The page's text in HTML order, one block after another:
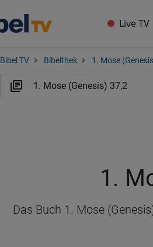
Live TV
Bibel TV Bibelthek 1. Mose
1.
Das Buch 1. Mose